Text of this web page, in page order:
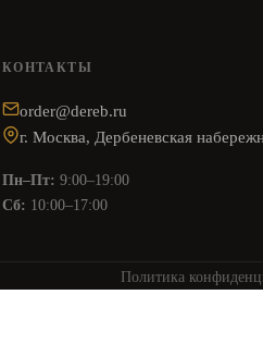
КОНТАКТЫ
order@dereb.ru
г. Москва, Дербеневская
Пн–Пт: 9:00–19:00
Сб: 10:00–17:00
Политика